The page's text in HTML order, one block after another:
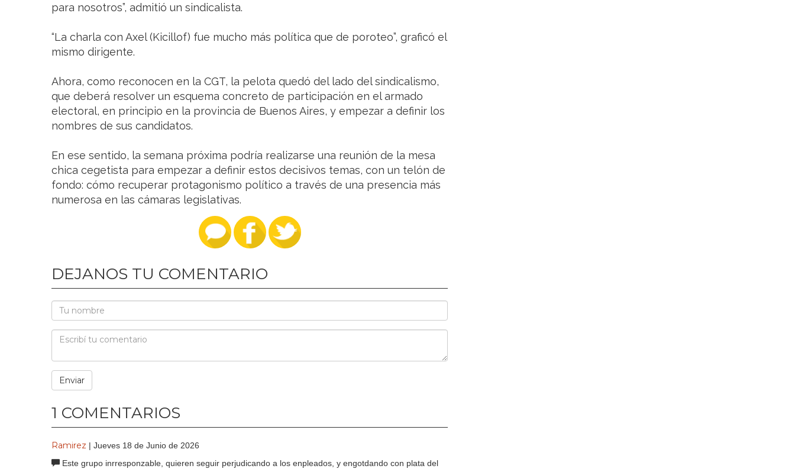
para nosotros”, admitió un sindicalista.
“La charla con Axel (Kicillof) fue mucho más política que de poroteo”, graficó el
mismo dirigente.
Ahora, como reconocen en la CGT, la pelota quedó del lado del sindicalismo,
que deberá resolver un esquema concreto de participación en el armado
electoral, en principio en la provincia de Buenos Aires, y empezar a definir los
nombres de sus candidatos.
En ese sentido, la semana próxima podría realizarse una reunión de la mesa
chica cegetista para empezar a definir estos decisivos temas, con un telón de
fondo: cómo recuperar protagonismo político a través de una presencia más
numerosa en las cámaras legislativas.
DEJANOS TU COMENTARIO
1 COMENTARIOS
Ramirez | Jueves 18 de Junio de 2026
Este grupo inrresponzable, quieren seguir perjudicando a los enpleados, y engotdando con plata del